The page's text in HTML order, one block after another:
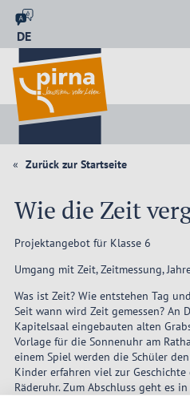
DE
Zurück zur Startseite
Wie die Zeit
Projektangebot für Klasse 6
Umgang mit Zeit, Zeitmessung,
Was ist Zeit? Wie entstehen Tag
Seit wann wird Zeit gemessen? An
Kapitelsaal einge­bauten alten
Vorlage für die Sonnen­uhr am
einem Spiel werden die Schüler
Kinder erfahren viel zur Geschichte
Räderuhr. Zum Abschluss geht es